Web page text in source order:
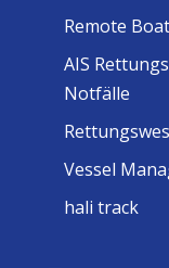
Remote
AIS
Notfälle
Vessel
hali track